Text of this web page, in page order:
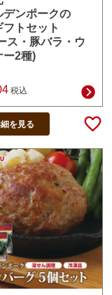
デンポークの
フトセット
ス・豚バラ・ウ
ー2種)
税込
を見る